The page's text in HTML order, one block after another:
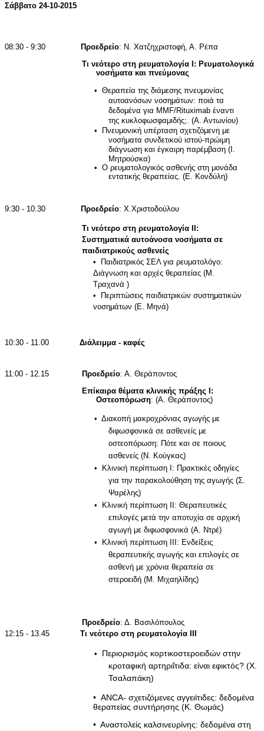
Σάββατο 24-10-2015
08:30 - 9:30 Προεδρείο: Ν. Χατζηχριστοφή, Α. Ρέπα
Τι νεότερο στη ρευματολογία Ι: Ρευματολογικά
νοσήματα και πνεύμονας
• Θεραπεία της διάμεσης πνευμονίας
αυτοανόσων νοσημάτων: ποιά τα
δεδομένα για MMF/Rituximab έναντι
της κυκλοφωσφαμιδής;. (Α. Αντωνίου)
•
Πνευμονική υπέρταση σχετιζόμενη με
νοσήματα συνδετικού ιστού-πρώιμη
διάγνωση και έγκαιρη παρέμβαση (Ι.
Μητρούσκα)
• Ο ρευματολογικός ασθενής στη μονάδα
εντατικής θεραπείας. (Ε. Κονδύλη)
9:30 - 10.30 Προεδρείο: Χ.Χριστοδούλου
Τι νεότερο στη ρευματολογία ΙΙ:
Συστηματικά αυτοάνοσα νοσήματα σε
παιδιατρικούς ασθενείς
•
Παιδιατρικός ΣΕΛ για ρευματολόγο:
Διάγνωση και αρχές θεραπείας (Μ.
Τραχανά )
•
Περιπτώσεις παιδιατρικών συστηματικών
νοσημάτων (Ε. Μηνά)
10:30 - 11.00 Διάλειμμα - καφές
11:00 - 12.15 Προεδρείο: Α. Θεράποντος
Επίκαιρα θέματα κλινικής πράξης Ι:
Οστεοπόρωση: (Α. Θεράποντος)
• Διακοπή μακροχρόνιας αγωγής με
διφωσφονικά σε ασθενείς με
οστεοπόρωση: Πότε και σε ποιους
ασθενείς (Ν. Κούγκας)
•
Κλινική περίπτωση Ι: Πρακτικές οδηγίες
για την παρακολούθηση της αγωγής (Σ.
Ψαρέλης)
•
Κλινική περίπτωση ΙΙ: Θεραπευτικές
επιλογές μετά την αποτυχία σε αρχική
αγωγή με διφωσφονικά (Α. Ντρέ)
•
Κλινική περίπτωση ΙΙΙ: Ενδείξεις
θεραπευτικής αγωγής και επιλογές σε
ασθενή με χρόνια θεραπεία σε
στεροειδή (Μ. Μιχαηλίδης)
Προεδρείο: Δ. Βασιλόπουλος
12:15 - 13.45 Τι νεότερο στη ρευματολογία ΙΙΙ
•
Περιορισμός κορτικοστεροειδών στην
κροταφική αρτηριΐτιδα: είναι εφικτός? (Χ.
Τσαλαπάκη)
• ANCA- σχετιζόμενες αγγειίτιδες: δεδομένα
θεραπείας συντήρησης (Κ. Θωμάς)
• Αναστολείς καλσινευρίνης: δεδομένα στη